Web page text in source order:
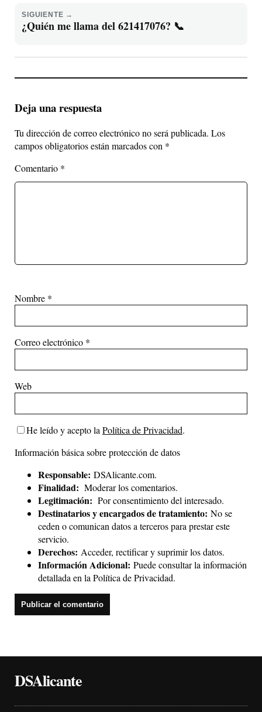
SIGUIENTE →
¿Quién me llama del 621417076? 📞
Deja una respuesta
Tu dirección de correo electrónico no será publicada. Los
campos obligatorios están marcados con *
Comentario *
Nombre *
Correo electrónico *
Web
He leído y acepto la Política de Privacidad.
Información básica sobre protección de datos
Responsable: DSAlicante.com.
Finalidad: Moderar los comentarios.
Legitimación: Por consentimiento del interesado.
Destinatarios y encargados de tratamiento: No se
ceden o comunican datos a terceros para prestar este
servicio.
Derechos: Acceder, rectificar y suprimir los datos.
Información Adicional: Puede consultar la información
detallada en la Política de Privacidad.
DSAlicante